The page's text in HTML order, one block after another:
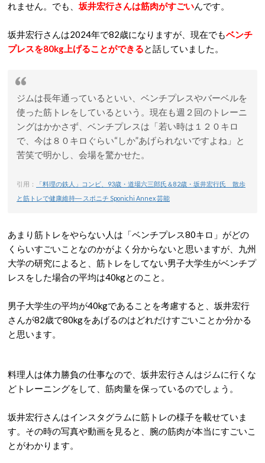
れません。でも、坂井宏行さんは筋肉がすごいんです。
坂井宏行さんは2024年で82歳になりますが、現在でもベンチ
プレスを80kg上げることができると話していました。
ジムは長年通っているといい、ベンチプレスやバーベルを
使った筋トレをしているという。現在も週２回のトレーニ
ングはかかさず、ベンチプレスは「若い時は１２０キロ
で、今は８０キロぐらい“しか”あげられないですよね」と
苦笑で明かし、会場を驚かせた。
引用：
「料理の鉄人」コンビ、93歳・道場六三郎氏＆82歳・坂井宏行氏 散歩
と筋トレで健康維持― スポニチ Sponichi Annex 芸能
あまり筋トレをやらない人は「ベンチプレス80キロ」がどの
くらいすごいことなのかがよく分からないと思いますが、九州
大学の研究によると、筋トレをしてない男子大学生がベンチプ
レスをした場合の平均は40kgとのこと。
男子大学生の平均が40kgであることを考慮すると、坂井宏行
さんが82歳で80kgをあげるのはどれだけすごいことか分かる
と思います。
料理人は体力勝負の仕事なので、坂井宏行さんはジムに行くな
どトレーニングをして、筋肉量を保っているのでしょう。
坂井宏行さんはインスタグラムに筋トレの様子を載せていま
す。その時の写真や動画を見ると、腕の筋肉が本当にすごいこ
とがわかります。